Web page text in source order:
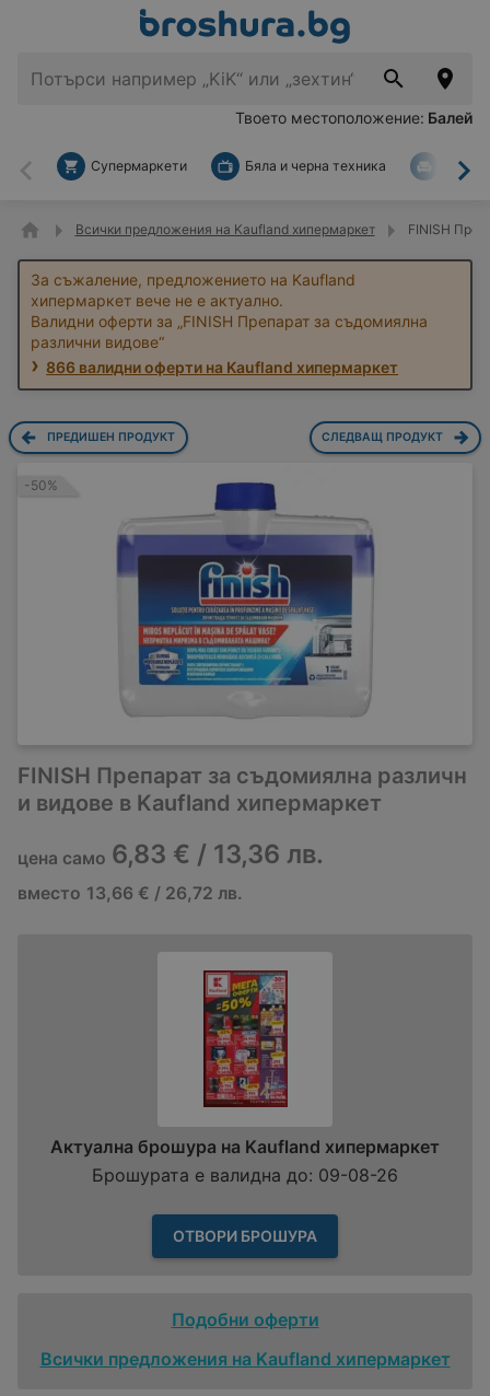
Твоето местоположение: Балей
Назад
Супермаркети Бяла и черна техника За
Всички предложения на Kaufland хипермаркет FINISH
За съжаление, предложението на Kaufland
хипермаркет вече не е актуално.
Валидни оферти за „FINISH Препарат за съдомиялнa
различни видове“
866 валидни оферти на Kaufland хипермаркет
ПРЕДИШЕН ПРОДУКТ СЛЕДВАЩ ПРОДУКТ
-50%
FINISH Препарат за съдомиялнa различн
и видове в Kaufland хипермаркет
цена само 6,83 € / 13,36 лв.
вместо 13,66 € / 26,72 лв.
Актуална брошура на Kaufland хипермаркет
Брошурата е валидна до: 09-08-26
ОТВОРИ БРОШУРА
Подобни оферти
Всички предложения на Kaufland хипермаркет